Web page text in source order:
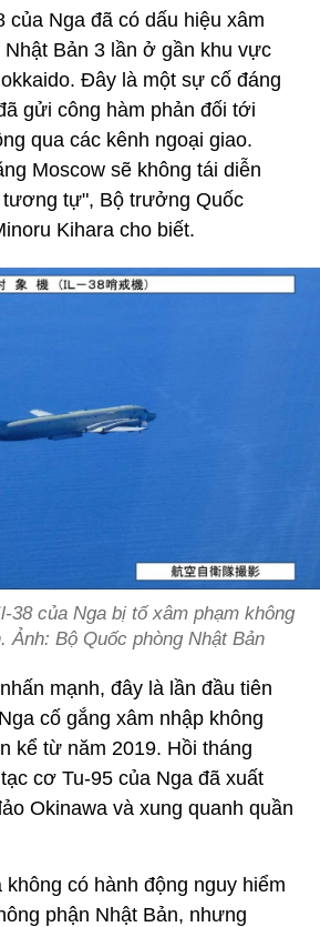
của Nga đã có dấu hiệu xâm
Nhật Bản 3 lần ở gần khu vực
Đây là một sự cố đáng
gửi công hàm phản đối tới
qua các kênh ngoại giao.
Moscow sẽ không tái diễn
tự", Bộ trưởng Quốc
Kihara cho biết.
38 của Nga bị tố xâm phạm không
Ảnh: Bộ Quốc phòng Nhật Bản
mạnh, đây là lần đầu tiên
cố gắng xâm nhập không
kể từ năm 2019. Hồi tháng
cơ Tu-95 của Nga đã xuất
Okinawa và xung quanh quần
không có hành động nguy hiểm
phận Nhật Bản, nhưng